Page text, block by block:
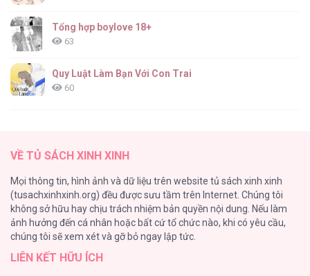
Tổng hợp boylove 18+
63
Quy Luật Làm Bạn Với Con Trai
60
50
Tuyển Tập Manhwa Ngắn Bạo Dăm
44
CẨN THẬN TRĂNG TRÒN THÁNG 3 ĐẤY
VỀ TỦ SÁCH XINH XINH
Mọi thông tin, hình ảnh và dữ liệu trên website tủ sách xinh xinh
(tusachxinhxinh.org) đều được sưu tầm trên Internet. Chúng tôi
không sở hữu hay chịu trách nhiệm bản quyền nội dung. Nếu làm
ảnh hưởng đến cá nhân hoặc bất cứ tổ chức nào, khi có yêu cầu,
chúng tôi sẽ xem xét và gỡ bỏ ngay lập tức.
LIÊN KẾT HỮU ÍCH